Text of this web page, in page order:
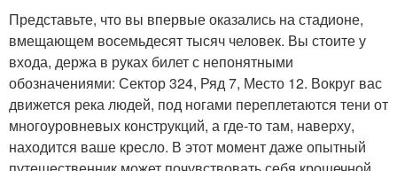
Представьте, что вы впервые оказались на стадионе,
вмещающем восемьдесят тысяч человек. Вы стоите у
входа, держа в руках билет с непонятными
обозначениями: Сектор 324, Ряд 7, Место 12. Вокруг вас
движется река людей, под ногами переплетаются тени от
многоуровневых конструкций, а где-то там, наверху,
находится ваше кресло. В этот момент даже опытный